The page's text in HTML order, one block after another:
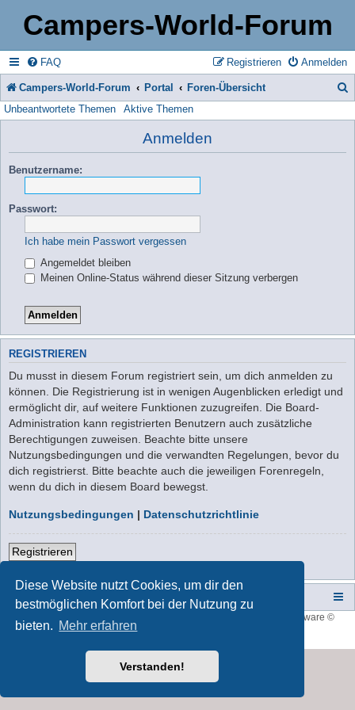
Diese Website nutzt Cookies, um dir den
bestmöglichen Komfort bei der Nutzung zu
bieten. Mehr erfahren
Verstanden!
Campers-World-Forum
FAQ Anmelden
Registrieren
Campers-World-Forum Portal Foren-Übersicht
Unbeantwortete Themen Aktive Themen
Anmelden
Benutzername:
Passwort:
Ich habe mein Passwort vergessen
Angemeldet bleiben
Meinen Online-Status während dieser Sitzung verbergen
REGISTRIEREN
Du musst in diesem Forum registriert sein, um dich anmelden zu
können. Die Registrierung ist in wenigen Augenblicken erledigt und
ermöglicht dir, auf weitere Funktionen zuzugreifen. Die Board-
Administration kann registrierten Benutzern auch zusätzliche
Berechtigungen zuweisen. Beachte bitte unsere
Nutzungsbedingungen und die verwandten Regelungen, bevor du
dich registrierst. Bitte beachte auch die jeweiligen Forenregeln,
wenn du dich in diesem Board bewegst.
Nutzungsbedingungen | Datenschutzrichtlinie
Registrieren
Campers-World-Forum Portal Foren-Übersicht
® Forum Software ©